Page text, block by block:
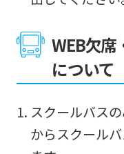
WEB欠席
について
スクールバス
からスクール